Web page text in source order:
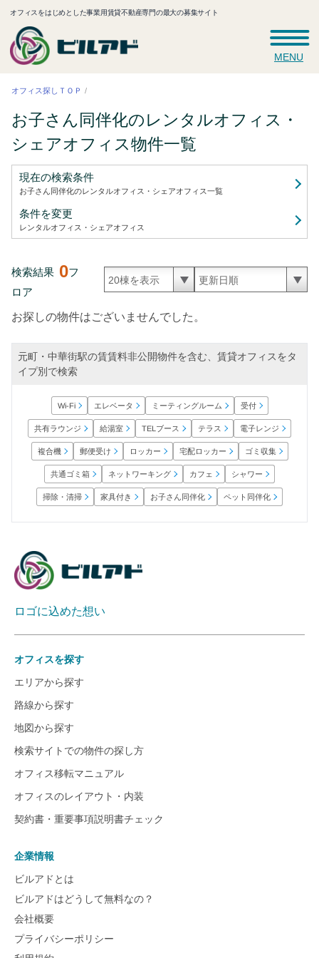
オフィスをはじめとした事業用賃貸不動産専門の最大の募集サイト
MENU
オフィス探しＴＯＰ
お子さん同伴化のレンタルオフィス・
シェアオフィス物件一覧
現在の検索条件
お子さん同伴化のレンタルオフィス・シェアオフィス一覧
条件を変更
レンタルオフィス・シェアオフィス
検索結果 0フ
ロア
お探しの物件はございませんでした。
元町・中華街駅の賃賃料非公開物件を含む、賃貸オフィスをタ
イプ別で検索
Wi-Fi エレベータ ミーティングルーム 受付
共有ラウンジ 給湯室 TELブース テラス 電子レンジ
複合機 郵便受け ロッカー 宅配ロッカー ゴミ収集
共通ゴミ箱 ネットワーキング カフェ シャワー
掃除・清掃 家具付き お子さん同伴化 ペット同伴化
ロゴに込めた想い
オフィスを探す
エリアから探す
路線から探す
地図から探す
検索サイトでの物件の探し方
オフィス移転マニュアル
オフィスのレイアウト・内装
契約書・重要事項説明書チェック
企業情報
ビルアドとは
ビルアドはどうして無料なの？
会社概要
プライバシーポリシー